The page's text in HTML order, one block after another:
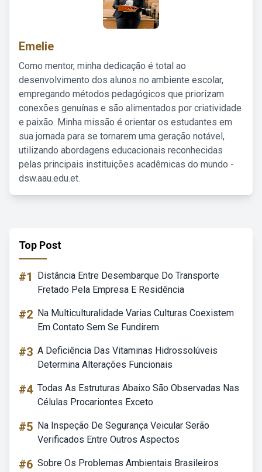
Emelie
Como mentor, minha dedicação é total ao
desenvolvimento dos alunos no ambiente escolar,
empregando métodos pedagógicos que priorizam
conexões genuínas e são alimentados por criatividade
e paixão. Minha missão é orientar os estudantes em
sua jornada para se tornarem uma geração notável,
utilizando abordagens educacionais reconhecidas
pelas principais instituições acadêmicas do mundo -
dsw.aau.edu.et.
Top Post
#1
Distância Entre Desembarque Do Transporte
Fretado Pela Empresa E Residência
#2 Na Multiculturalidade Varias Culturas Coexistem
Em Contato Sem Se Fundirem
#3 A Deficiência Das Vitaminas Hidrossolúveis
Determina Alterações Funcionais
#4 Todas As Estruturas Abaixo São Observadas Nas
Células Procariontes Exceto
#5 Na Inspeção De Segurança Veicular Serão
Verificados Entre Outros Aspectos
#6 Sobre Os Problemas Ambientais Brasileiros